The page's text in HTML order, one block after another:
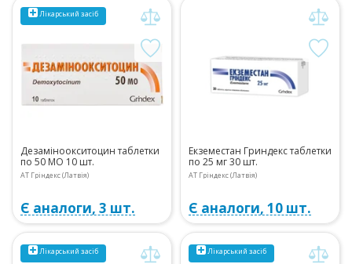
Лікарський засіб
Дезаміноокситоцин таблетки
по 50 МО 10 шт.
АТ Гріндекс (Латвія)
Є аналоги, 3 шт.
Екземестан Гриндекс таблетки
по 25 мг 30 шт.
АТ Гріндекс (Латвія)
Є аналоги, 10 шт.
Лікарський засіб Лікарський засіб